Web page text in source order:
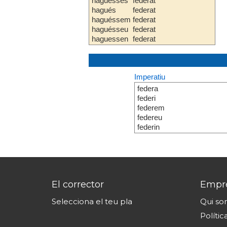
hagués
haguéssem
haguésseu
haguessen
federat
federat
federat
federat
Imperatiu
federa
federi
federem
federeu
federin
El corrector
Selecciona el teu pla
Qui